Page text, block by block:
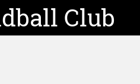
Club